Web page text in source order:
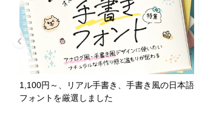
1,100円～、リアル手書き、手書き風の日本語
フォントを厳選しました